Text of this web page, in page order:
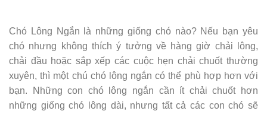
Chó Lông Ngắn là những giống chó nào? Nếu bạn yêu
chó nhưng không thích ý tưởng về hàng giờ chải lông,
chải đầu hoặc sắp xếp các cuộc hẹn chải chuốt thường
xuyên, thì một chú chó lông ngắn có thể phù hợp hơn với
bạn. Những con chó lông ngắn cần ít chải chuốt hơn
những giống chó lông dài, nhưng tất cả các con chó sẽ